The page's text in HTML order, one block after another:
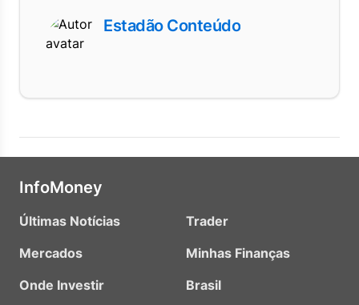
Estadão Conteúdo
InfoMoney
Últimas Notícias
Mercados
Onde Investir
Trader
Minhas Finanças
Brasil